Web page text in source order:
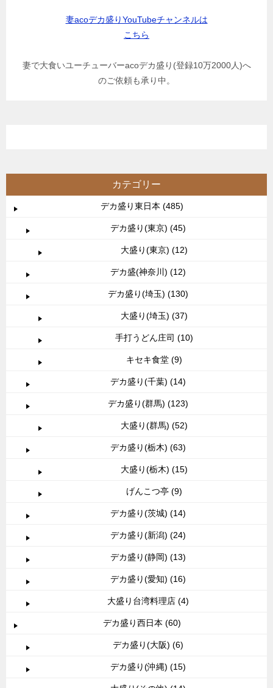
妻acoデカ盛りYouTubeチャンネルは
こちら
妻で大食いユーチューバーacoデカ盛り(登録10万2000人)へ
のご依頼も承り中。
カテゴリー
デカ盛り東日本 (485)
デカ盛り(東京) (45)
大盛り(東京) (12)
デカ盛(神奈川) (12)
デカ盛り(埼玉) (130)
大盛り(埼玉) (37)
手打うどん庄司 (10)
キセキ食堂 (9)
デカ盛り(千葉) (14)
デカ盛り(群馬) (123)
大盛り(群馬) (52)
デカ盛り(栃木) (63)
大盛り(栃木) (15)
げんこつ亭 (9)
デカ盛り(茨城) (14)
デカ盛り(新潟) (24)
デカ盛り(静岡) (13)
デカ盛り(愛知) (16)
大盛り台湾料理店 (4)
デカ盛り西日本 (60)
デカ盛り(大阪) (6)
デカ盛り(沖縄) (15)